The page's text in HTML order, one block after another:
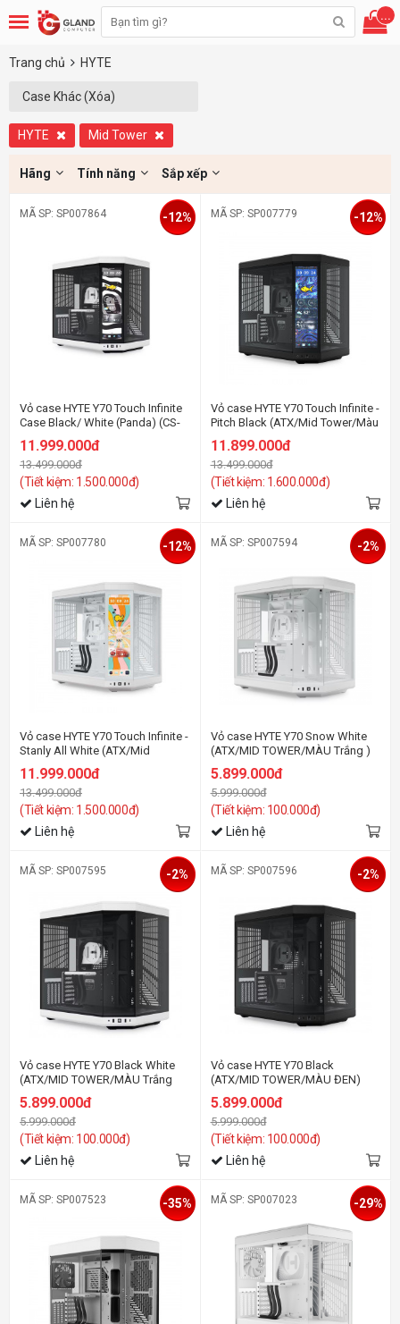
...
Trang chủ HYTE
Case Khác (Xóa)
HYTE Mid Tower
Hãng Tính năng Sắp xếp
MÃ SP: SP007864
Vỏ case HYTE Y70 Touch Infinite
Case Black/ White (Panda) (CS-
11.999.000đ
13.499.000đ
(Tiết kiệm: 1.500.000đ)
-12%
Liên hệ
MÃ SP: SP007779
Vỏ case HYTE Y70 Touch Infinite -
Pitch Black (ATX/Mid Tower/Màu
11.899.000đ
13.499.000đ
(Tiết kiệm: 1.600.000đ)
-12%
Liên hệ
MÃ SP: SP007780
Vỏ case HYTE Y70 Touch Infinite -
Stanly All White (ATX/Mid
Tower/Màu Trắng)
11.999.000đ
13.499.000đ
(Tiết kiệm: 1.500.000đ)
-12%
Liên hệ
MÃ SP: SP007594
Vỏ case HYTE Y70 Snow White
(ATX/MID TOWER/MÀU Trắng )
5.899.000đ
5.999.000đ
(Tiết kiệm: 100.000đ)
-2%
Liên hệ
MÃ SP: SP007595
Vỏ case HYTE Y70 Black White
(ATX/MID TOWER/MÀU Trắng
5.899.000đ
5.999.000đ
(Tiết kiệm: 100.000đ)
-2%
Liên hệ
MÃ SP: SP007596
Vỏ case HYTE Y70 Black
(ATX/MID TOWER/MÀU ĐEN)
5.899.000đ
5.999.000đ
(Tiết kiệm: 100.000đ)
-2%
Liên hệ
MÃ SP: SP007523 -35% MÃ SP: SP007023 -29%